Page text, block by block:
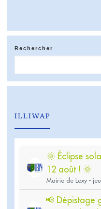
Rechercher
ILLIWAP